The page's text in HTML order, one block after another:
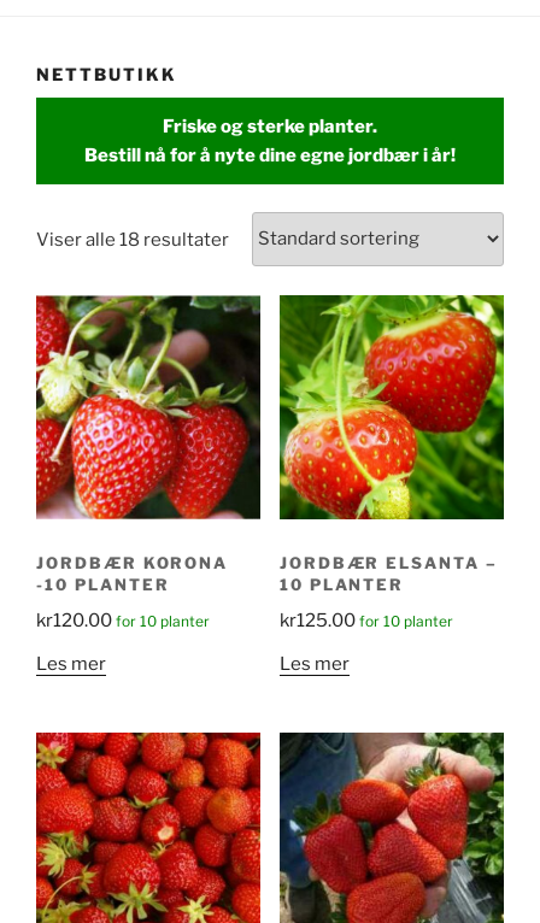
NETTBUTIKK
Friske og sterke planter.
Bestill nå for å nyte dine egne jordbær i år!
Viser alle 18 resultater
JORDBÆR KORONA
-10 PLANTER
kr120.00 for 10 planter
Les mer
JORDBÆR ELSANTA –
10 PLANTER
kr125.00 for 10 planter
Les mer